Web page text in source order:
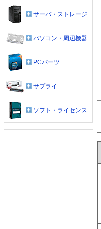
サーバ・ストレージ
パソコン・周辺機器
PCパーツ
サプライ
ソフト・ライセンス